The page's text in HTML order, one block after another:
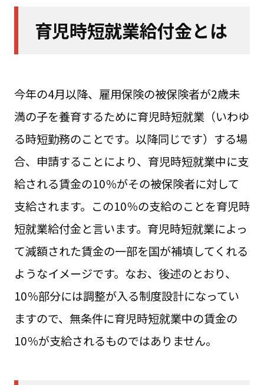
育児時短就業給付金とは
今年の4月以降、雇用保険の被保険者が2歳未
満の子を養育するために育児時短就業（いわゆ
る時短勤務のことです。以降同じです）する場
合、申請することにより、育児時短就業中に支
給される賃金の10％がその被保険者に対して
支給されます。この10％の支給のことを育児時
短就業給付金と言います。育児時短就業によっ
て減額された賃金の一部を国が補填してくれる
ようなイメージです。なお、後述のとおり、
10％部分には調整が入る制度設計になってい
ますので、無条件に育児時短就業中の賃金の
10％が支給されるものではありません。